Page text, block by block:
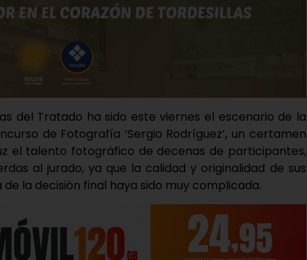
del Tratado ha sido este viernes el escenario de la
de Fotografía ‘Sergio Rodríguez’, un certamen
el talento fotográfico de decenas de participantes,
al jurado, ya que la calidad y originalidad de sus
la decisión final haya sido muy complicada.